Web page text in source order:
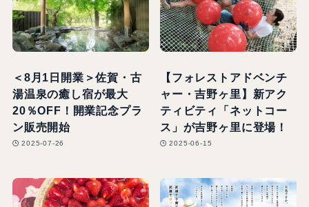
＜8月1日開業＞佐賀・古
湯温泉の癒し宿が最大
20％OFF！開業記念プラ
ン販売開始
2025-07-26
【フォレストアドベンチ
ャー・吉野ヶ里】新アク
ティビティ「ネットコー
ス」が吉野ヶ里に登場！
2025-06-15